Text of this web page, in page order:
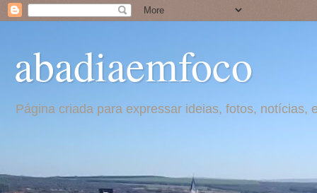
abadiaemfoco
Página criada para expressar ideias, fotos,